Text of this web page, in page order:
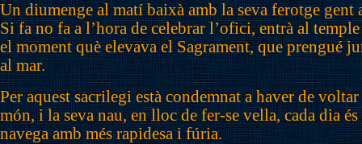
Un diumenge al matí baixà amb la seva ferotge gent
Si fa no fa a l’hora de celebrar l’ofici, entrà al
el moment què elevava el Sagrament, que prengué
al mar.
Per aquest sacrilegi està condemnat a haver de
món, i la seva nau, en lloc de fer-se vella, cada dia
navega amb més rapidesa i fúria.